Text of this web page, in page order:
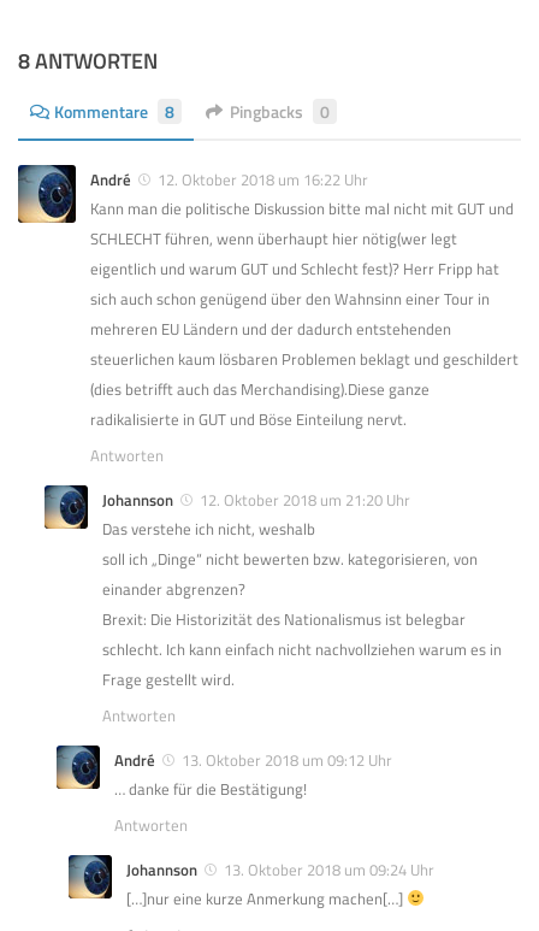
8 ANTWORTEN
Kommentare 8 Pingbacks 0
André
12. Oktober 2018 um 16:22 Uhr
Kann man die politische Diskussion bitte mal nicht mit GUT und
SCHLECHT führen, wenn überhaupt hier nötig(wer legt
eigentlich und warum GUT und Schlecht fest)? Herr Fripp hat
sich auch schon genügend über den Wahnsinn einer Tour in
mehreren EU Ländern und der dadurch entstehenden
steuerlichen kaum lösbaren Problemen beklagt und geschildert
(dies betrifft auch das Merchandising).Diese ganze
radikalisierte in GUT und Böse Einteilung nervt.
Antworten
Johannson
12. Oktober 2018 um 21:20 Uhr
Das verstehe ich nicht, weshalb
soll ich „Dinge“ nicht bewerten bzw. kategorisieren, von
einander abgrenzen?
Brexit: Die Historizität des Nationalismus ist belegbar
schlecht. Ich kann einfach nicht nachvollziehen warum es in
Frage gestellt wird.
Antworten
André
13. Oktober 2018 um 09:12 Uhr
… danke für die Bestätigung!
Antworten
Johannson
13. Oktober 2018 um 09:24 Uhr
[…]nur eine kurze Anmerkung machen[…]